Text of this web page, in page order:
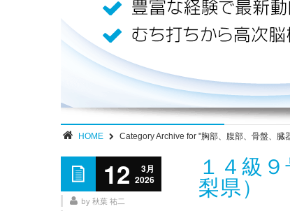
HOME Category Archive for "胸部、腹部、骨盤、臓
12
3月
2026
by 秋葉 祐二
１４級
梨県）